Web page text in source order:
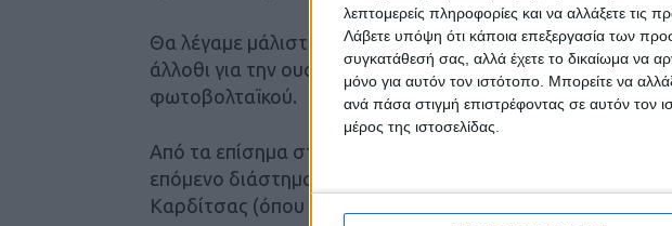
λεπτομερείς πληροφορίες και να αλλάξετε τις
Λάβετε υπόψη ότι κάποια επεξεργασία των
συγκατάθεσή σας, αλλά έχετε το δικαίωμα να
μόνο για αυτόν τον ιστότοπο. Μπορείτε να
ανά πάσα στιγμή επιστρέφοντας σε αυτόν τον
μέρος της ιστοσελίδας.
Θα λέγαμε μάλιστα ότι η προτεραιότητα στο net metering
άλλοθι για την ουσιαστική απένταξη τους από την
φωτοβολταϊκού.
Από τα επίσημα στοιχεία υποβολής φακέλων, θεωρείται
επόμενο διάστημα θα εξαντληθεί η χωρητικότητα των
Καρδίτσας (όπου υπάρχει ακόμα διαθέσιμος χώρος)».